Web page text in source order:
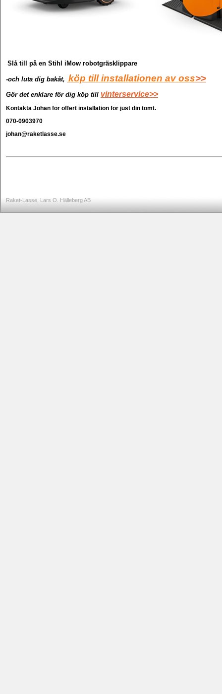
Slå till på en Stihl iMow robotgräsklippare
-och luta dig bakåt, köp till installationen av oss>>
Gör det enklare för dig köp till vinterservice>>
Kontakta Johan för offert installation för just din tomt.
070-0903970
johan@raketlasse.se
Raket-Lasse, Lars O. Hälleberg AB